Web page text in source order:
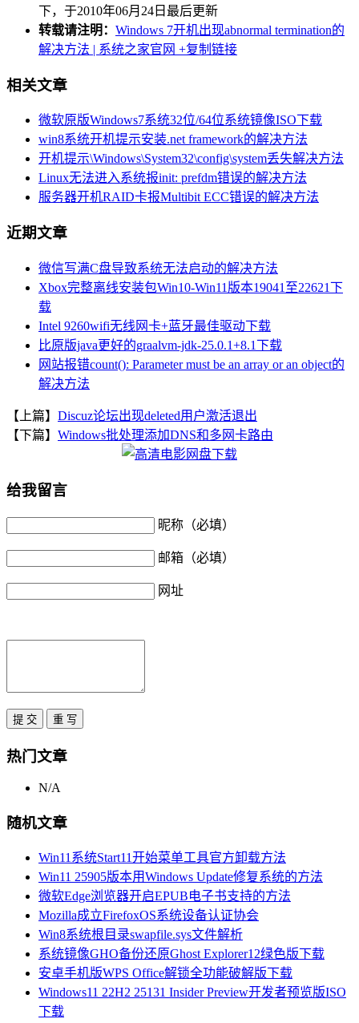
下，于2010年06月24日最后更新
转载请注明： Windows 7开机出现abnormal termination的
解决方法 | 系统之家官网 +复制链接
相关文章
微软原版Windows7系统32位/64位系统镜像ISO下载
win8系统开机提示安装.net framework的解决方法
开机提示\Windows\System32\config\system丢失解决方法
Linux无法进入系统报init: prefdm错误的解决方法
服务器开机RAID卡报Multibit ECC错误的解决方法
近期文章
微信写满C盘导致系统无法启动的解决方法
Xbox完整离线安装包Win10-Win11版本19041至22621下
载
Intel 9260wifi无线网卡+蓝牙最佳驱动下载
比原版java更好的graalvm-jdk-25.0.1+8.1下载
网站报错count(): Parameter must be an array or an object的
解决方法
【上篇】 Discuz论坛出现deleted用户激活退出
【下篇】 Windows批处理添加DNS和多网卡路由
给我留言
昵称（必填）
邮箱（必填）
网址
热门文章
N/A
随机文章
Win11系统Start11开始菜单工具官方卸载方法
Win11 25905版本用Windows Update修复系统的方法
微软Edge浏览器开启EPUB电子书支持的方法
Mozilla成立FirefoxOS系统设备认证协会
Win8系统根目录swapfile.sys文件解析
系统镜像GHO备份还原Ghost Explorer12绿色版下载
安卓手机版WPS Office解锁全功能破解版下载
Windows11 22H2 25131 Insider Preview开发者预览版ISO
下载